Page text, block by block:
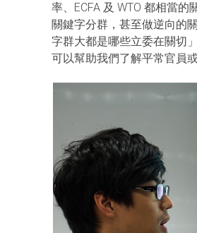
率、ECFA 及 WTO 都相當
關鍵字分群，甚至做逆向的
字群大都是哪些立委在關切
可以幫助我們了解平常官員